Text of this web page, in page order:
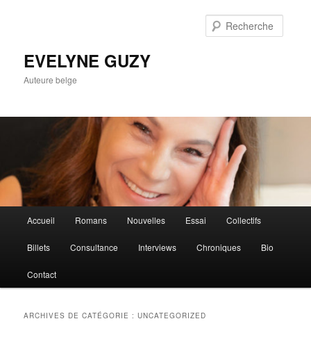
EVELYNE GUZY
Auteure belge
principal
Accueil Romans Nouvelles Essai Collectifs
Billets Consultance Interviews Chroniques Bio
Contact
ARCHIVES DE CATÉGORIE :UNCATEGORIZED